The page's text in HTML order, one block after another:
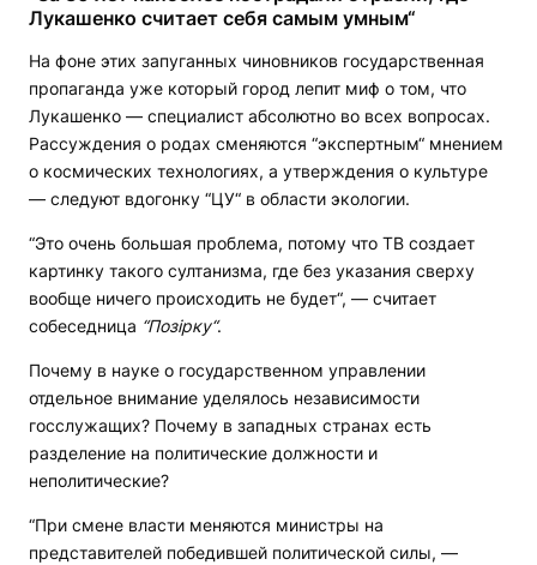
Лукашенко считает себя самым умным“
На фоне этих запуганных чиновников государственная
пропаганда уже который город лепит миф о том, что
Лукашенко — специалист абсолютно во всех вопросах.
Рассуждения о родах сменяются “экспертным“ мнением
о космических технологиях, а утверждения о культуре
— следуют вдогонку “ЦУ“ в области экологии.
“Это очень большая проблема, потому что ТВ создает
картинку такого султанизма, где без указания сверху
вообще ничего происходить не будет“, — считает
собеседница “Позірку“.
Почему в науке о государственном управлении
отдельное внимание уделялось независимости
госслужащих? Почему в западных странах есть
разделение на политические должности и
неполитические?
“При смене власти меняются министры на
представителей победившей политической силы, —